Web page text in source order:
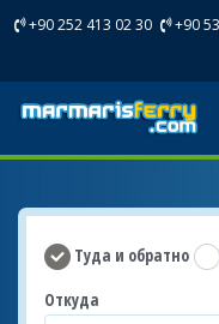
+90 252 413 02 30
+90
Туда и обратно
Откуда